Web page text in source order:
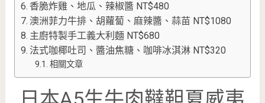
香脆炸雞、地瓜、辣椒醬 NT$480
澳洲菲力牛排、胡蘿蔔、麻辣醬、蒜苗 NT$1080
主廚特製手工義大利麵 NT$680
法式咖椰吐司、醬油焦糖、咖啡冰淇淋 NT$320
相關文章